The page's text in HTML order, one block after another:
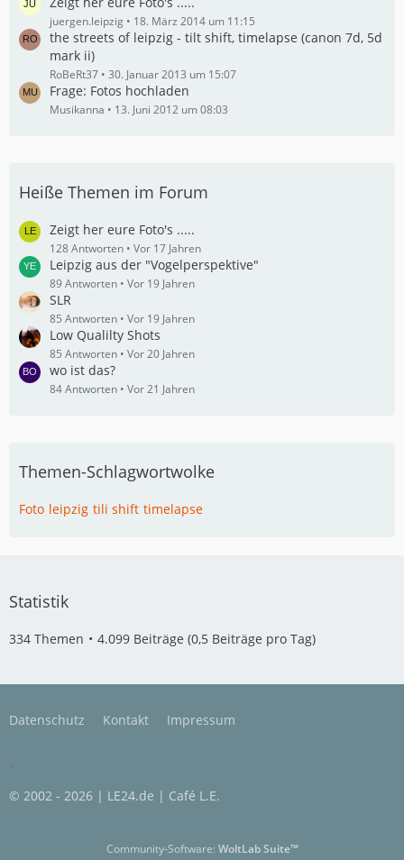
juergen.leipzig 18. März 2014 um 11:15
the streets of leipzig - tilt shift, timelapse (canon 7d, 5d
mark ii)
RoBeRt37 30. Januar 2013 um 15:07
Frage: Fotos hochladen
Musikanna 13. Juni 2012 um 08:03
Heiße Themen im Forum
Zeigt her eure Foto's .....
128 Antworten Vor 17 Jahren
Leipzig aus der "Vogelperspektive"
89 Antworten Vor 19 Jahren
SLR
85 Antworten Vor 19 Jahren
Low Qualilty Shots
85 Antworten Vor 20 Jahren
wo ist das?
84 Antworten Vor 21 Jahren
Themen-Schlagwortwolke
Foto leipzig tili shift timelapse
Statistik
334 Themen 4.099 Beiträge (0,5 Beiträge pro Tag)
Datenschutz Kontakt Impressum
© 2002 - 2026 | LE24.de | Café L.E.
Community-Software: WoltLab Suite™